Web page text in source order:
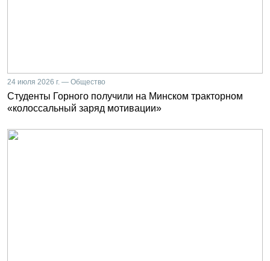
24 июля 2026 г. — Общество
Студенты Горного получили на Минском тракторном
«колоссальный заряд мотивации»